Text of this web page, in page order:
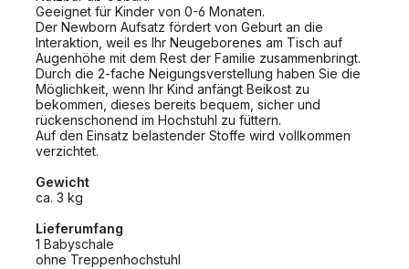
Geeignet für Kinder von 0-6 Monaten.
Der Newborn Aufsatz fördert von Geburt an die
Interaktion, weil es Ihr Neugeborenes am Tisch auf
Augenhöhe mit dem Rest der Familie zusammenbringt.
Durch die 2-fache Neigungsverstellung haben Sie die
Möglichkeit, wenn Ihr Kind anfängt Beikost zu
bekommen, dieses bereits bequem, sicher und
rückenschonend im Hochstuhl zu füttern.
Auf den Einsatz belastender Stoffe wird vollkommen
verzichtet.
Gewicht
ca. 3 kg
Lieferumfang
1 Babyschale
ohne Treppenhochstuhl